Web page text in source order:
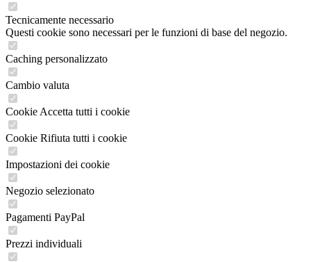
Tecnicamente necessario
Questi cookie sono necessari per le funzioni di base del negozio.
Caching personalizzato
Cambio valuta
Cookie Accetta tutti i cookie
Cookie Rifiuta tutti i cookie
Impostazioni dei cookie
Negozio selezionato
Pagamenti PayPal
Prezzi individuali